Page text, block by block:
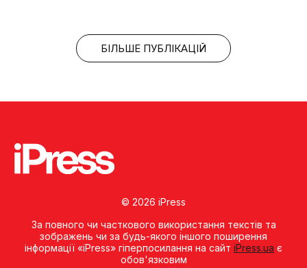
БІЛЬШЕ ПУБЛІКАЦІЙ
© 2026 iPress
За повного чи часткового використання текстів та
зображень чи за будь-якого іншого поширення
інформації «iPress» гіперпосилання на сайт iPress.ua є
обов'язковим